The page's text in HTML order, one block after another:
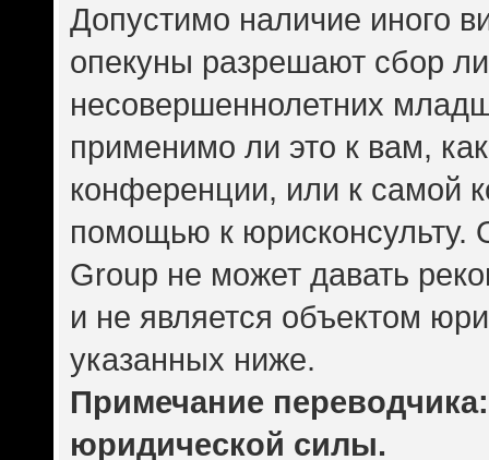
Допустимо наличие иного
опекуны разрешают сбор
несовершеннолетних
применимо ли это к вам,
конференции, или к самой
помощью к юрисконсульту.
Group не может давать
и не является объектом
указанных ниже.
Примечание
юридической силы.